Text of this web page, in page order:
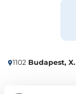
1102 Budapest,